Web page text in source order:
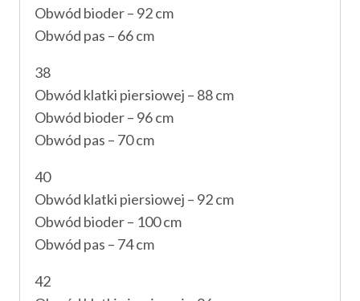
Obwód bioder – 92 cm
Obwód pas – 66 cm
38
Obwód klatki piersiowej – 88 cm
Obwód bioder – 96 cm
Obwód pas – 70 cm
40
Obwód klatki piersiowej – 92 cm
Obwód bioder – 100 cm
Obwód pas – 74 cm
42